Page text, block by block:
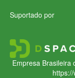
Suportado por
Empresa Brasileira